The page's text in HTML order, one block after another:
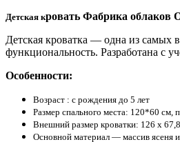
Детская кровать Фабрика облаков
Детская кроватка — одна из самых
функциональность. Разработана с
Особенности:
Возраст : с рождения до 5 лет
Размер спального места: 120*60 см,
Внешний размер кроватки: 126 х
Основной материал — массив ясеня